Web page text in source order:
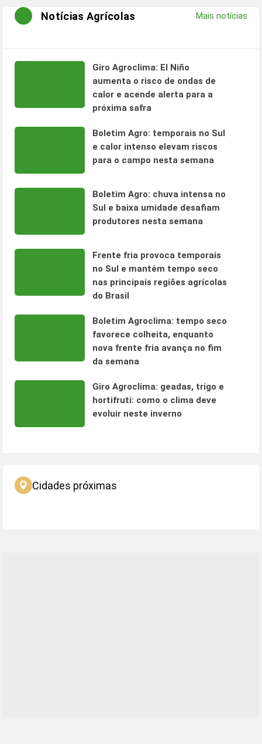
Notícias Agrícolas Mais notícias
Giro Agroclima: El Niño
aumenta o risco de ondas de
calor e acende alerta para a
próxima safra
Boletim Agro: temporais no Sul
e calor intenso elevam riscos
para o campo nesta semana
Boletim Agro: chuva intensa no
Sul e baixa umidade desafiam
produtores nesta semana
Frente fria provoca temporais
no Sul e mantém tempo seco
nas principais regiões agrícolas
do Brasil
Boletim Agroclima: tempo seco
favorece colheita, enquanto
nova frente fria avança no fim
da semana
Giro Agroclima: geadas, trigo e
hortifruti: como o clima deve
evoluir neste inverno
Cidades próximas